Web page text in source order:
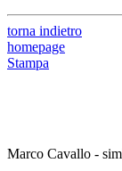
torna indietro
homepage
Stampa
Marco Cavallo -